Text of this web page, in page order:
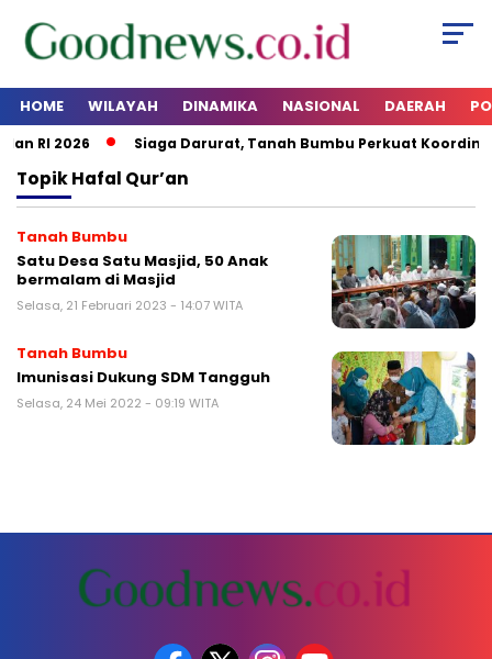
HOME WILAYAH DINAMIKA NASIONAL DAERAH
RI 2026 Siaga Darurat, Tanah Bumbu Perkuat
TopikHafal Qur’an
Tanah Bumbu
Satu Desa Satu Masjid, 50 Anak
bermalam di Masjid
Selasa, 21 Februari 2023 - 14:07 WITA
Tanah Bumbu
Imunisasi Dukung SDM Tangguh
Selasa, 24 Mei 2022 - 09:19 WITA